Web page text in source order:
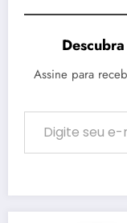
Assine para
Digite seu e-mail…